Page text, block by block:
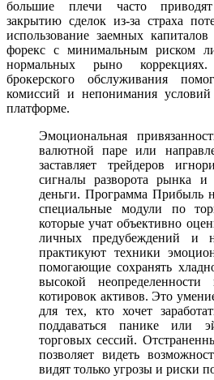
большие плечи часто
закрытию сделок из-за страха
использование заемных капиталов
форекс с минимальным риском
нормальных рыно
брокерского обслуживания
комиссий и непонимания
платформе.
Эмоциональная
валютной паре или
заставляет трейдеров
сигналы разворота рынка и
деньги. Программа Прибыль
специальные модули по
которые учат объективно
личных предубеждений и
практикуют техники
помогающие сохранять
высокой
котировок активов. Это
для тех, кто хочет
поддаваться панике или
торговых сессий.
позволяет видеть
видят только угрозы и риски